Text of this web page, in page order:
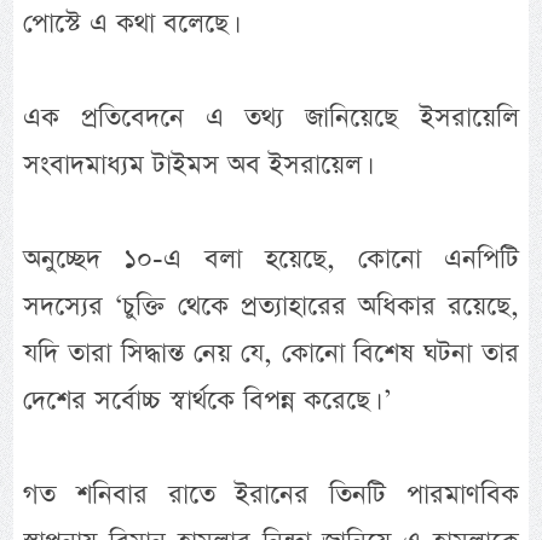
পোস্টে এ কথা বলেছে।
এক প্রতিবেদনে এ তথ্য জানিয়েছে ইসরায়েলি
সংবাদমাধ্যম টাইমস অব ইসরায়েল।
অনুচ্ছেদ ১০-এ বলা হয়েছে, কোনো এনপিটি
সদস্যের ‘চুক্তি থেকে প্রত্যাহারের অধিকার রয়েছে,
যদি তারা সিদ্ধান্ত নেয় যে, কোনো বিশেষ ঘটনা তার
দেশের সর্বোচ্চ স্বার্থকে বিপন্ন করেছে। ’
গত শনিবার রাতে ইরানের তিনটি পারমাণবিক